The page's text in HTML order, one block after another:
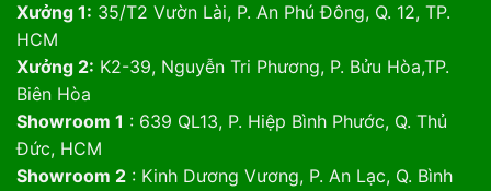
Xưởng 1: 35/T2 Vườn Lài, P. An Phú Đông, Q. 12, TP.
HCM
Xưởng 2: K2-39, Nguyễn Tri Phương, P. Bửu Hòa,TP.
Biên Hòa
Showroom 1 : 639 QL13, P. Hiệp Bình Phước, Q. Thủ
Đức, HCM
Showroom 2: Kinh Dương Vương, P. An Lạc, Q. Bình